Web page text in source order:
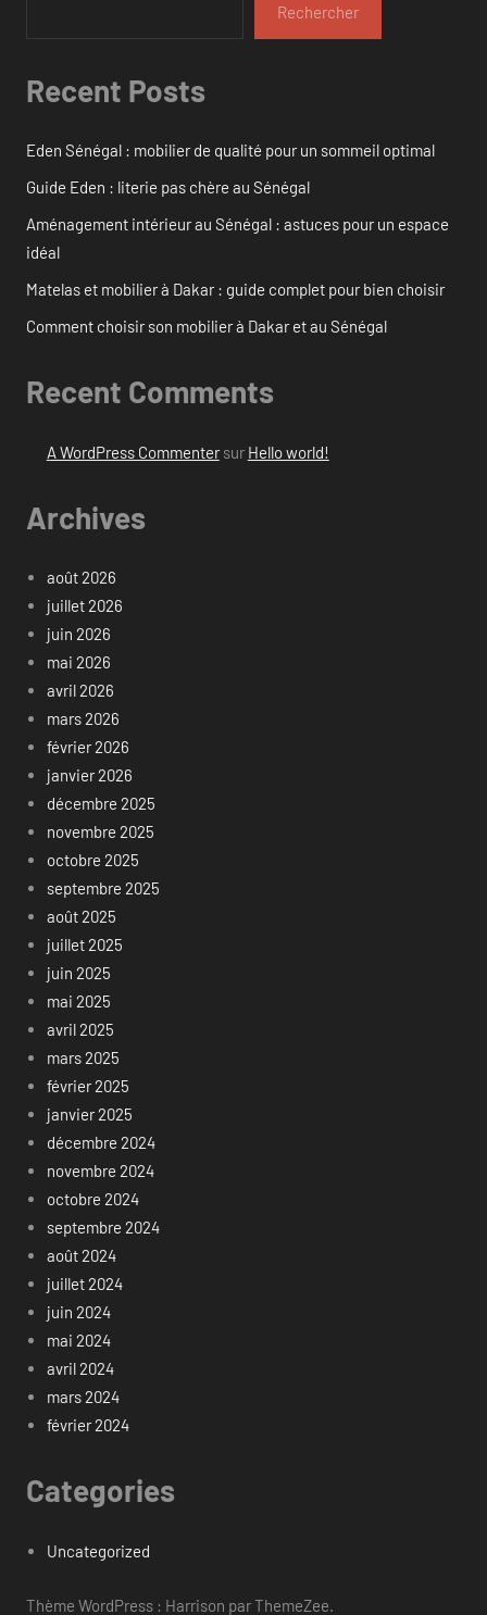
Rechercher
Recent Posts
Eden Sénégal : mobilier de qualité pour un sommeil optimal
Guide Eden : literie pas chère au Sénégal
Aménagement intérieur au Sénégal : astuces pour un espace
idéal
Matelas et mobilier à Dakar : guide complet pour bien choisir
Comment choisir son mobilier à Dakar et au Sénégal
Recent Comments
A WordPress Commentersur Hello world!
Archives
août 2026
juillet 2026
juin 2026
mai 2026
avril 2026
mars 2026
février 2026
janvier 2026
décembre 2025
novembre 2025
octobre 2025
septembre 2025
août 2025
juillet 2025
juin 2025
mai 2025
avril 2025
mars 2025
février 2025
janvier 2025
décembre 2024
novembre 2024
octobre 2024
septembre 2024
août 2024
juillet 2024
juin 2024
mai 2024
avril 2024
mars 2024
février 2024
Categories
Uncategorized
Thème WordPress : Harrison par ThemeZee.